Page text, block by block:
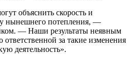
объяснить скорость и
нынешнего потепления, —
— Наши результаты неявным
за такие изменения
деятельность».